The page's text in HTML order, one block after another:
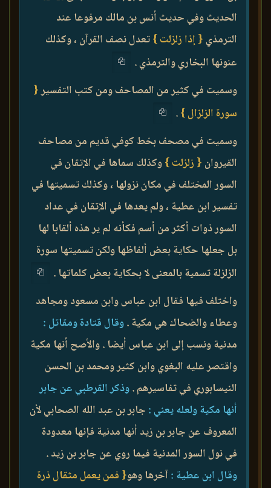
الحديث وفي حديث أنس بن مالك مرفوعا عند
الترمذي { إذا زلزلت }تعدل نصف القرآن ، وكذلك
عنونها البخاري والترمذي .
وسميت في كثير من المصاحف ومن كتب التفسير{
سورة الزلزال }.
وسميت في مصحف بخط كوفي قديم من مصاحف
القيروان { زلزلت }وكذلك سماها في الإتقان في
السور المختلف في مكان نزولها ، وكذلك تسميتها في
تفسير ابن عطية ، ولم يعدها في الإتقان في عداد
السور ذوات أكثر من أسم فكأنه لم ير هذه ألقابا لها
بل جعلها حكاية بعض ألفاظها ولكن تسميتها سورة
الزلزلة تسمية بالمعنى لا بحكاية بعض كلماتها .
واختلف فيها فقال ابن عباس وابن مسعود ومجاهد
وعطاء والضحاك هي مكية .وقال قتادة ومقاتل :
مدنية ونسب إلى ابن عباس أيضا . والأصح أنها مكية
واقتصر عليه البغوي وابن كثير ومحمد بن الحسن
النيسابوري في تفاسيرهم .وذكر القرطبي عن جابر
أنها مكية ولعله يعني : جابر بن عبد الله الصحابي لأن
المعروف عن جابر بن زيد أنها مدنية فإنها معدودة
في نول السور المدنية فيما روي عن جابر بن زيد .
وقال ابن عطية :آخرها وهو{ فمن يعمل مثقال ذرة